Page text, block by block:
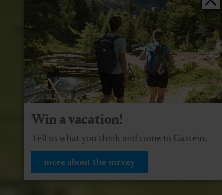
Win a vacation!
Tell us what you think and come to Gastein.
more about the survey